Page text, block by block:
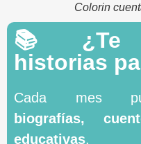
Colorin
📚 ¿Te
historias
Cada mes
biografías,
educativas.